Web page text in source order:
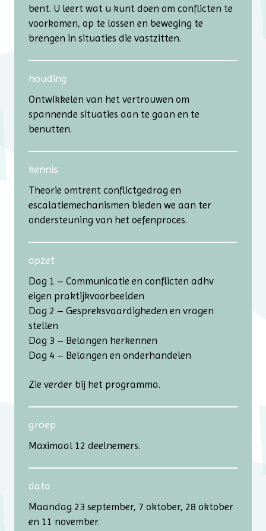
bent. U leert wat u kunt doen om conflicten te
voorkomen, op te lossen en beweging te
brengen in situaties die vastzitten.
houding
Ontwikkelen van het vertrouwen om
spannende situaties aan te gaan en te
benutten.
kennis
Theorie omtrent conflictgedrag en
escalatiemechanismen bieden we aan ter
ondersteuning van het oefenproces.
opzet
Dag 1 – Communicatie en conflicten adhv
eigen praktijkvoorbeelden
Dag 2 – Gespreksvaardigheden en vragen
stellen
Dag 3 – Belangen herkennen
Dag 4 – Belangen en onderhandelen
Zie verder bij het programma.
groep
Maximaal 12 deelnemers.
data
Maandag 23 september, 7 oktober, 28 oktober
en 11 november.